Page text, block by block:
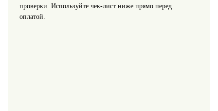
проверки. Используйте чек‑лист ниже прямо перед
оплатой.